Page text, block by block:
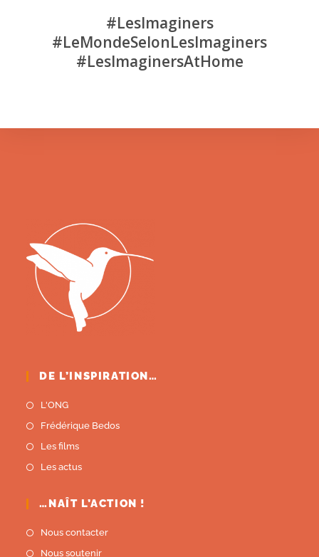
#LesImaginers
#LeMondeSelonLesImaginers
#LesImaginersAtHome
DE L’INSPIRATION…
L'ONG
Frédérique Bedos
Les films
Les actus
…NAÎT L’ACTION !
Nous contacter
Nous soutenir